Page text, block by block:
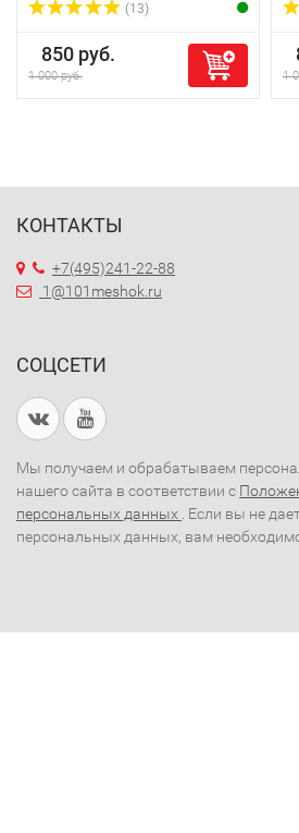
(13)
850 руб.
1 000 руб. 1
КОНТАКТЫ
+7(495)241-22-88
1@101meshok.ru
СОЦСЕТИ
Мы получаем и обрабатываем
нашего сайта в соответствии с
персональных данных . Если вы не
персональных данных, вам